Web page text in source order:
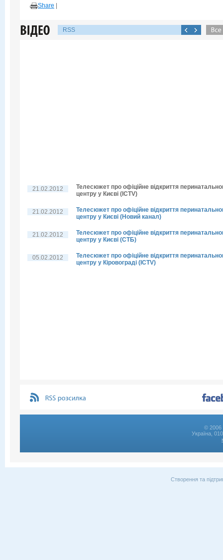
Share
RSS
21.02.2012
Телесюжет про офіційне відкриття
центру у Києві (ICTV)
21.02.2012
Телесюжет про офіційне відкриття
центру у Києві (Новий канал)
21.02.2012
Телесюжет про офіційне відкриття
центру у Києві (СТБ)
05.02.2012
Телесюжет про офіційне відкриття
центру у Кіровограді (ICTV)
© 2006
Україна,
Створення та